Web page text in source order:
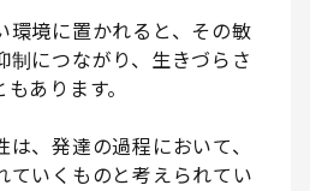
環境に置かれると、その敏
制につながり、生きづらさ
あります。
、発達の過程において、
ていくものと考えられてい